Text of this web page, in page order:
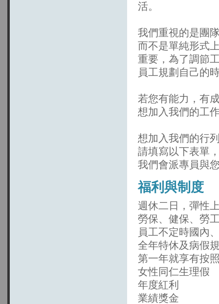
活。
我們重視的是團
而不是單純形式
重要，為了調節
員工規劃自己的
若您有能力，有
想加入我們的工
想加入我們的行
請填寫以下表單
我們會派專員與
福利與制度
週休二日，彈性
勞保、健保、勞
員工不定時國內
全年特休及病假
第一年就享有按
女性同仁生理假
年度紅利
業績獎金